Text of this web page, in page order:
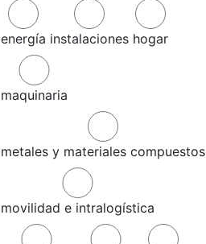
energía instalaciones hogar
maquinaria
metales y materiales compuestos
movilidad e intralogística